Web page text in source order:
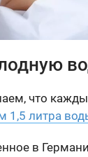
что
1,5 литра
в